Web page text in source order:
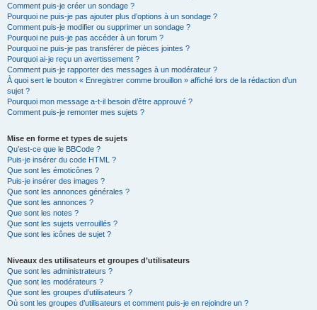
Comment puis-je créer un sondage ?
Pourquoi ne puis-je pas ajouter plus d’options à un sondage ?
Comment puis-je modifier ou supprimer un sondage ?
Pourquoi ne puis-je pas accéder à un forum ?
Pourquoi ne puis-je pas transférer de pièces jointes ?
Pourquoi ai-je reçu un avertissement ?
Comment puis-je rapporter des messages à un modérateur ?
À quoi sert le bouton « Enregistrer comme brouillon » affiché lors de la rédaction d’un
sujet ?
Pourquoi mon message a-t-il besoin d’être approuvé ?
Comment puis-je remonter mes sujets ?
Mise en forme et types de sujets
Qu’est-ce que le BBCode ?
Puis-je insérer du code HTML ?
Que sont les émoticônes ?
Puis-je insérer des images ?
Que sont les annonces générales ?
Que sont les annonces ?
Que sont les notes ?
Que sont les sujets verrouillés ?
Que sont les icônes de sujet ?
Niveaux des utilisateurs et groupes d’utilisateurs
Que sont les administrateurs ?
Que sont les modérateurs ?
Que sont les groupes d’utilisateurs ?
Où sont les groupes d’utilisateurs et comment puis-je en rejoindre un ?